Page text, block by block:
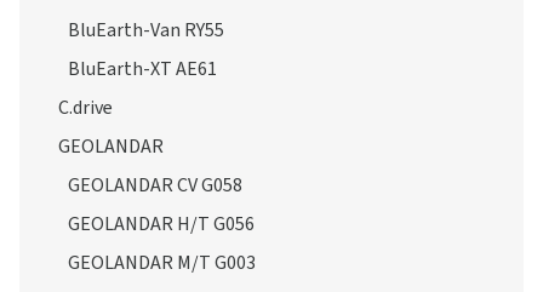
BluEarth-Van RY55
BluEarth-XT AE61
C.drive
GEOLANDAR
GEOLANDAR CV G058
GEOLANDAR H/T G056
GEOLANDAR M/T G003